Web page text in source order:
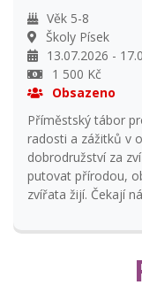
Věk 5-8
Školy Písek
13.07.2026 -
1 500 Kč
Obsazeno
Příměstský tábor
radosti a zážitků v
dobrodružství za
putovat přírodou,
zvířata žijí. Čekají
úsměvů. Během týdne navštívíme např. Semice, Předotice,
MHD. Program se